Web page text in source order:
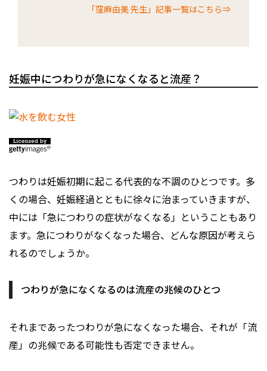
「窪麻由美 先生」記事一覧はこちら⇒
妊娠中につわりが急になくなると流産？
つわりは妊娠初期に起こる代表的な不調のひとつです。多
くの場合、妊娠経過とともに徐々に治まっていきますが、
中には「急につわりの症状がなくなる」ということもあり
ます。急につわりがなくなった場合、どんな原因が考えら
れるのでしょうか。
つわりが急になくなるのは流産の兆候のひとつ
それまであったつわりが急になくなった場合、それが「流
産」の兆候である可能性も否定できません。